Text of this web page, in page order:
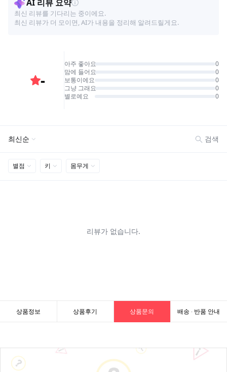
상품정보 상품후기 상품문의 배송 · 반품 안내